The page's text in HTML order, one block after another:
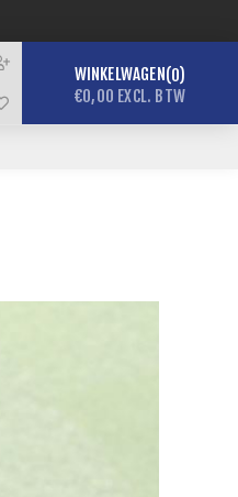
WINKELWAGEN 0
€0,00 EXCL. BTW